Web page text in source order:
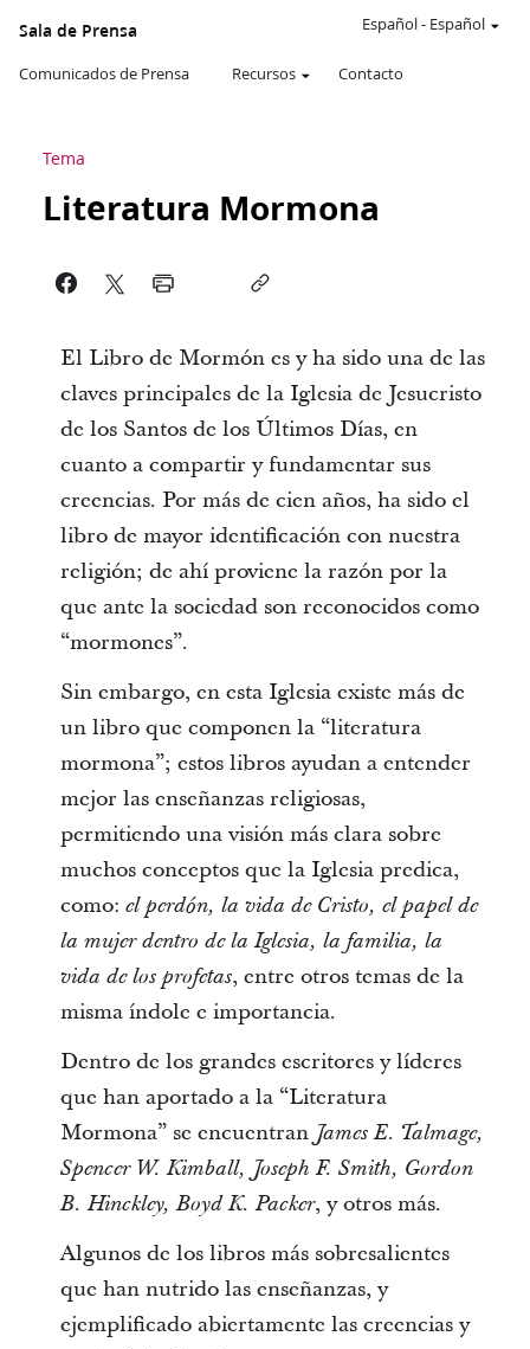
Sala de Prensa
Comunicados de Prensa Recursos Contacto
Español- Español
Tema
Literatura Mormona
El Libro de Mormón es y ha sido una de las
claves principales de la Iglesia de Jesucristo
de los Santos de los Últimos Días, en
cuanto a compartir y fundamentar sus
creencias. Por más de cien años, ha sido el
libro de mayor identificación con nuestra
religión; de ahí proviene la razón por la
que ante la sociedad son reconocidos como
“mormones”.
Sin embargo, en esta Iglesia existe más de
un libro que componen la “literatura
mormona”; estos libros ayudan a entender
mejor las enseñanzas religiosas,
permitiendo una visión más clara sobre
muchos conceptos que la Iglesia predica,
como: el perdón, la vida de Cristo, el papel de
la mujer dentro de la Iglesia, la familia, la
vida de los profetas, entre otros temas de la
misma índole e importancia.
Dentro de los grandes escritores y líderes
que han aportado a la “Literatura
Mormona” se encuentran James E. Talmage,
Spencer W. Kimball, Joseph F. Smith, Gordon
B. Hinckley, Boyd K. Packer, y otros más.
Algunos de los libros más sobresalientes
que han nutrido las enseñanzas, y
ejemplificado abiertamente las creencias y